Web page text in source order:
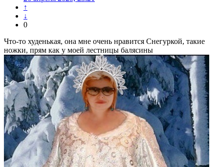
↑
↓
0
Что-то худенькая, она мне очень нравится Снегуркой, такие
ножки, прям как у моей лестницы балясины